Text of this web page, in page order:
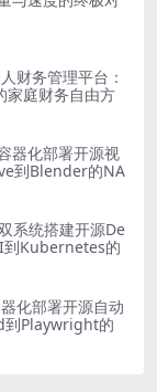
财务管理平台：
庭财务自由方
器化部署开源视
到Blender的NA
系统搭建开源De
到Kubernetes的
化部署开源自动
到Playwright的